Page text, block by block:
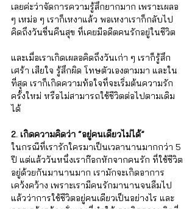
เลยค่ะว่าจัดการความรู้สึกยากมาก เพราะเผลอ
ๆ เหม่อ ๆ เราก็เหงาแล้ว พอเหงาเราก็กลับไป
คิดถึงวันชื่นคืนสุข ที่เคยมีอดีตคนรักอยู่ในชีวิต
และเมื่อเราเกิดเผลอคิดถึงวันเก่า ๆ เราก็รู้สึก
เศร้า เสียใจ รู้สึกผิด โทษตัวเองตามมา และใน
ที่สุด เราก็เกิดความท้อใจที่จะเริ่มต้นความรัก
ครั้งใหม่ หรือไม่สามารถใช้ชีวิตต่อไปตามเดิม
ได้
2. เกิดความคิดว่า “อยู่คนเดียวไม่ได้”
ในกรณีที่เรารักใครมาเป็นเวลานานมากกว่า 5
ปี แต่แล้ววันหนึ่งเราก๊อกหักจากคนรัก ที่ใช้ชีวิต
อยู่ด้วยกันมานานมาก เรามักจะเกิดอาการ
เคว้งคว้าง เพราะเรามีคนรักมานานจนลืมไป
แล้วว่าการใช้ชีวิตอยู่คนเดียวเป็นอย่างไร และ